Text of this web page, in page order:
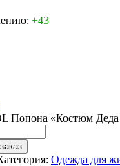
+43
Попона «Костюм
Одежда для